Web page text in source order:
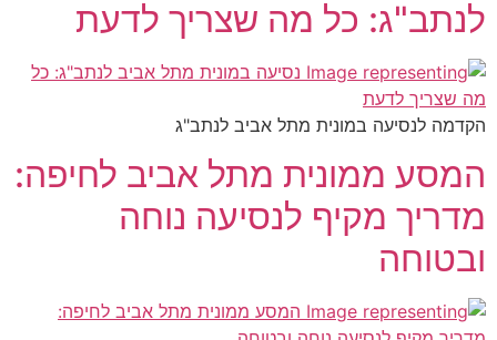
לנתב"ג: כל מה שצריך לדעת
הקדמה לנסיעה במונית מתל אביב לנתב"ג
המסע ממונית מתל אביב לחיפה:
מדריך מקיף לנסיעה נוחה
ובטוחה